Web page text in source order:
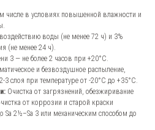
числе в условиях повышенной влажности и
воды (не менее 72 ч) и 3%
(не менее 24 ч).
3 — не более 2 часов при +20°C.
и безвоздушное распыление,
3 слоя при температуре от -20°C до +35°C.
Очистка от загрязнений, обезжиривание
от коррозии и старой краски
2½–Sa 3 или механическим способом до